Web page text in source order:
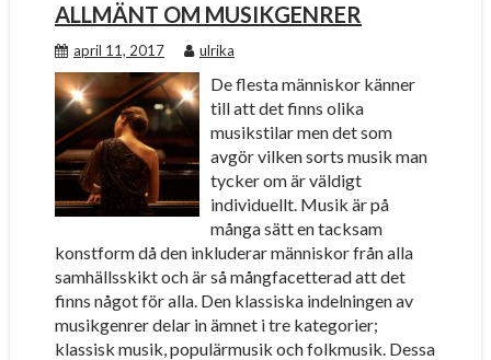
ALLMÄNT OM MUSIKGENRER
april 11, 2017 ulrika
De flesta människor känner
till att det finns olika
musikstilar men det som
avgör vilken sorts musik man
tycker om är väldigt
individuellt. Musik är på
många sätt en tacksam
konstform då den inkluderar människor från alla
samhällsskikt och är så mångfacetterad att det
finns något för alla. Den klassiska indelningen av
musikgenrer delar in ämnet i tre kategorier;
klassisk musik, populärmusik och folkmusik. Dessa